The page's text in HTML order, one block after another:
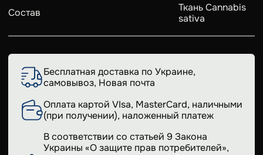
Состав
Ткань Cannabis
sativa
Бесплатная доставка по Украине,
самовывоз, Новая почта
Оплата картой VIsa, MasterCard, наличными
(при получении), наложенный платеж
В соответствии со статьей 9 Закона
Украины «О защите прав потребителей»,